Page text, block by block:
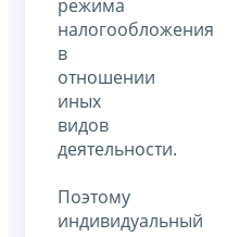
режима
налогообложения
в
отношении
иных
видов
деятельности.
Поэтому
индивидуальный